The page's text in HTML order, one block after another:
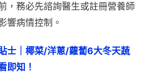
，務必先諮詢醫生或註冊營養師
響病情控制。
士｜椰菜/洋蔥/蘿蔔6大冬天蔬
即知！